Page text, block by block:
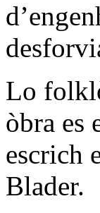
Lo
òbra es
escrich
Blader.